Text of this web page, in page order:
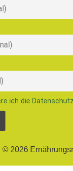
ich die
© 2026